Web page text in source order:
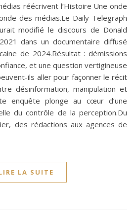
réécrivent l’Histoire Une onde
des médias.Le Daily Telegraph
modifié le discours de Donald
dans un documentaire diffusé
de 2024.Résultat : démissions
et une question vertigineuse
ils aller pour façonner le récit
désinformation, manipulation et
enquête plonge au cœur d’une
du contrôle de la perception.Du
des rédactions aux agences de
LA SUITE